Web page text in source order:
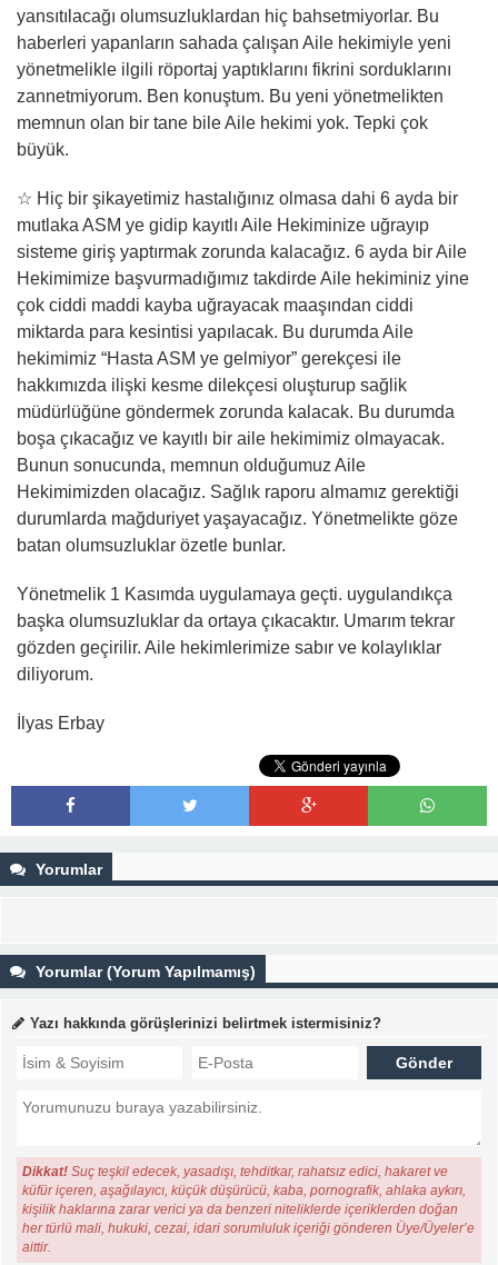
yansıtılacağı olumsuzluklardan hiç bahsetmiyorlar. Bu
haberleri yapanların sahada çalışan Aile hekimiyle yeni
yönetmelikle ilgili röportaj yaptıklarını fikrini sorduklarını
zannetmiyorum. Ben konuştum. Bu yeni yönetmelikten
memnun olan bir tane bile Aile hekimi yok. Tepki çok
büyük.
☆ Hiç bir şikayetimiz hastalığınız olmasa dahi 6 ayda bir
mutlaka ASM ye gidip kayıtlı Aile Hekiminize uğrayıp
sisteme giriş yaptırmak zorunda kalacağız. 6 ayda bir Aile
Hekimimize başvurmadığımız takdirde Aile hekiminiz yine
çok ciddi maddi kayba uğrayacak maaşından ciddi
miktarda para kesintisi yapılacak. Bu durumda Aile
hekimimiz “Hasta ASM ye gelmiyor” gerekçesi ile
hakkımızda ilişki kesme dilekçesi oluşturup sağlik
müdürlüğüne göndermek zorunda kalacak. Bu durumda
boşa çıkacağız ve kayıtlı bir aile hekimimiz olmayacak.
Bunun sonucunda, memnun olduğumuz Aile
Hekimimizden olacağız. Sağlık raporu almamız gerektiği
durumlarda mağduriyet yaşayacağız. Yönetmelikte göze
batan olumsuzluklar özetle bunlar.
Yönetmelik 1 Kasımda uygulamaya geçti. uygulandıkça
başka olumsuzluklar da ortaya çıkacaktır. Umarım tekrar
gözden geçirilir. Aile hekimlerimize sabır ve kolaylıklar
diliyorum.
İlyas Erbay
Yorumlar
Yorumlar (Yorum Yapılmamış)
Yazı hakkında görüşlerinizi belirtmek istermisiniz?
Dikkat! Suç teşkil edecek, yasadışı, tehditkar, rahatsız edici, hakaret ve
küfür içeren, aşağılayıcı, küçük düşürücü, kaba, pornografik, ahlaka aykırı,
kişilik haklarına zarar verici ya da benzeri niteliklerde içeriklerden doğan
her türlü mali, hukuki, cezai, idari sorumluluk içeriği gönderen Üye/Üyeler’e
aittir.